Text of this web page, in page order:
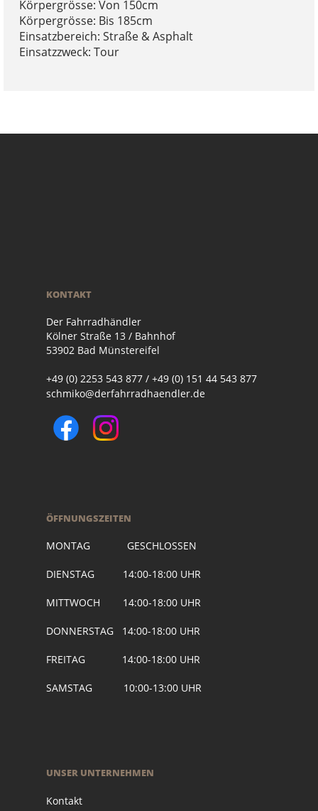
Körpergrösse: Von 150cm
Körpergrösse: Bis 185cm
Einsatzbereich: Straße & Asphalt
Einsatzzweck: Tour
KONTAKT
Der Fahrradhändler
Kölner Straße 13 / Bahnhof
53902 Bad Münstereifel
+49 (0) 2253 543 877 / +49 (0) 151 44 543 877
schmiko@derfahrradhaendler.de
ÖFFNUNGSZEITEN
MONTAG GESCHLOSSEN
DIENSTAG 14:00-18:00 UHR
MITTWOCH 14:00-18:00 UHR
DONNERSTAG 14:00-18:00 UHR
FREITAG 14:00-18:00 UHR
SAMSTAG 10:00-13:00 UHR
UNSER UNTERNEHMEN
Kontakt